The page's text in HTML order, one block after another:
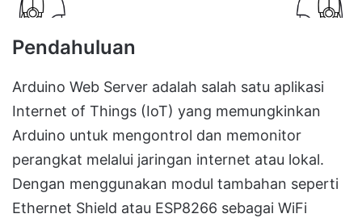
Pendahuluan
Arduino Web Server adalah salah satu aplikasi
Internet of Things (IoT) yang memungkinkan
Arduino untuk mengontrol dan memonitor
perangkat melalui jaringan internet atau lokal.
Dengan menggunakan modul tambahan seperti
Ethernet Shield atau ESP8266 sebagai WiFi